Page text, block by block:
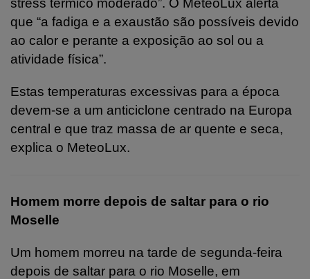
stress térmico moderado”. O MeteoLux alerta
que “a fadiga e a exaustão são possíveis devido
ao calor e perante a exposição ao sol ou a
atividade física”.
Estas temperaturas excessivas para a época
devem-se a um anticiclone centrado na Europa
central e que traz massa de ar quente e seca,
explica o MeteoLux.
Homem morre depois de saltar para o rio
Moselle
Um homem morreu na tarde de segunda-feira
depois de saltar para o rio Moselle, em